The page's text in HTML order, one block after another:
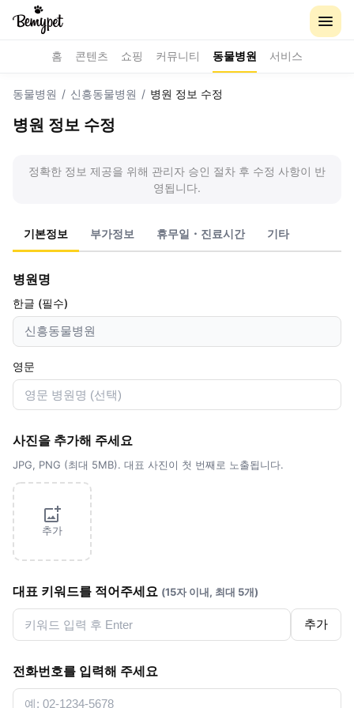
홈 콘텐츠 쇼핑 커뮤니티 동물병원 서비스
동물병원 / 신흥동물병원 / 병원 정보 수정
병원 정보 수정
정확한 정보 제공을 위해 관리자 승인 절차 후 수정 사항이 반
영됩니다.
기본정보 부가정보 휴무일・진료시간 기타
병원명
한글 (필수)
영문
사진을 추가해 주세요
JPG, PNG (최대 5MB). 대표 사진이 첫 번째로 노출됩니다.
추가
대표 키워드를 적어주세요 (15자 이내, 최대 5개)
추가
전화번호를 입력해 주세요